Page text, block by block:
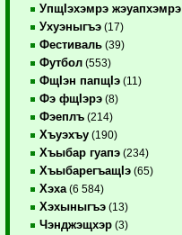
УпщIэхэмрэ жэуапхэмрэ
Ухуэныгъэ (17)
Фестиваль (39)
Футбол (553)
ФщIэн папщIэ (11)
Фэ фщIэрэ (8)
Фэеплъ (214)
Хъуэхъу (190)
Хъыбар гуапэ (234)
ХъыбарегъащIэ (65)
Хэха (6 584)
Хэхыныгъэ (13)
Чэнджэщхэр (3)